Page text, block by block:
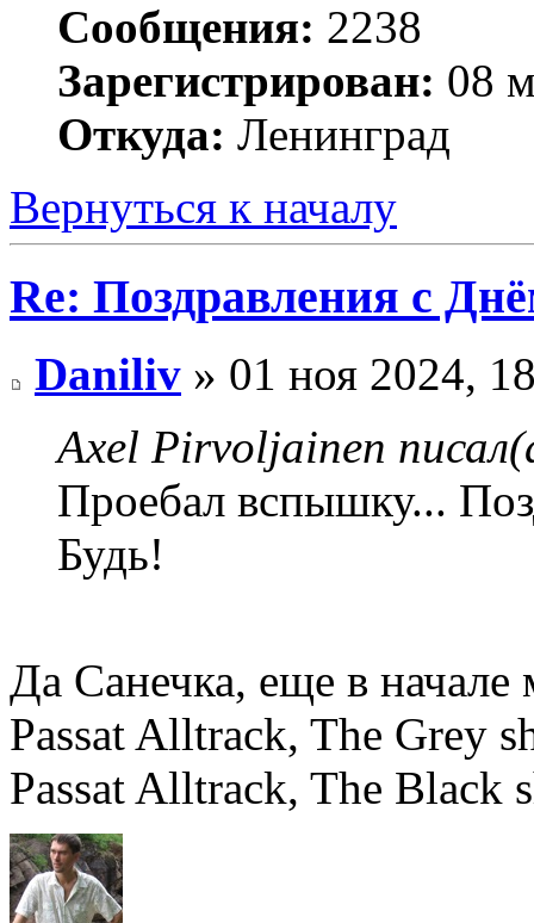
Сообщения: 2238
Зарегистрирован: 08
Откуда: Ленинград
Вернуться к началу
Re: Поздравления с
Daniliv » 01 ноя 2024,
Axel Pirvoljainen
Проебал вспышку...
Будь!
Да Санечка, еще в начале
Passat Alltrack, The Grey
Passat Alltrack, The Black